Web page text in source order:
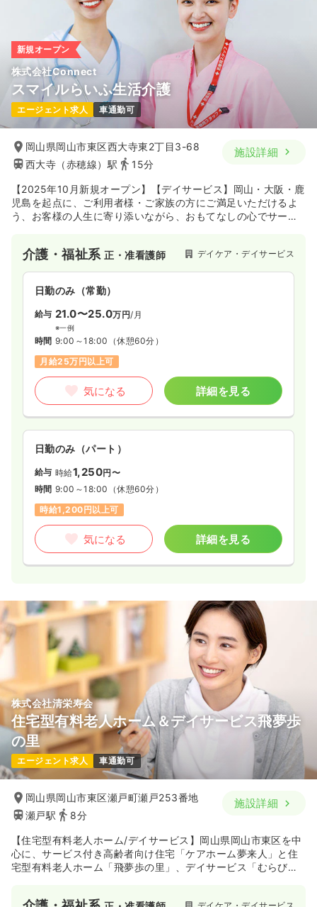
新規オープン
株式会社Connect
スマイルらいふ生活介護
エージェント求人 車通勤可
岡山県岡山市東区西大寺東2丁目3-68
西大寺（赤穂線）駅
15分
施設詳細
【2025年10月新規オープン】【デイサービス】岡山・大阪・鹿
児島を起点に、ご利用者様・ご家族の方にご満足いただけるよ
う、お客様の人生に寄り添いながら、おもてなしの心でサービ
介護・福祉系正・准看護師 デイケア・デイサービス
日勤のみ（常勤）
給与 21.0〜25.0万円/月
※一例
時間 9:00～18:00 （休憩60分）
月給25万円以上可
気になる 詳細を見る
日勤のみ（パート）
給与 時給1,250円〜
時間 9:00～18:00 （休憩60分）
時給1,200円以上可
気になる 詳細を見る
株式会社清栄寿会
住宅型有料老人ホーム＆デイサービス飛夢歩
の里
エージェント求人 車通勤可
岡山県岡山市東区瀬戸町瀬戸253番地
瀬戸駅
8分
施設詳細
【住宅型有料老人ホーム/デイサービス】岡山県岡山市東区を中
心に、サービス付き高齢者向け住宅「ケアホーム夢来人」と住
宅型有料老人ホーム「飛夢歩の里」、デイサービス「むらび